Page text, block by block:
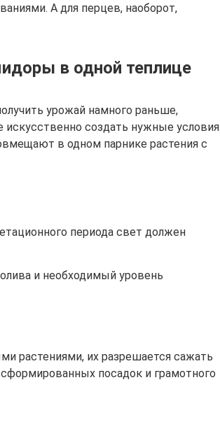
А для перцев, наоборот,
в одной теплице
урожай намного раньше,
создать нужные условия
в одном парнике растения с
периода свет должен
и необходимый уровень
растениями, их разрешается сажать
посадок и грамотного